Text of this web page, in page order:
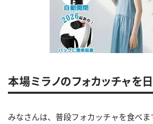
本場ミラノのフォカッチャを
みなさんは、普段フォカッチャを食べ